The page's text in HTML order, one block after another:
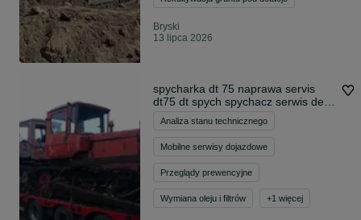
Bryski
13 lipca 2026
spycharka dt 75 naprawa servis
dt75 dt spych spychacz serwis det
Analiza stanu technicznego
Mobilne serwisy dojazdowe
Przeglądy prewencyjne
Wymiana oleju i filtrów +1 więcej